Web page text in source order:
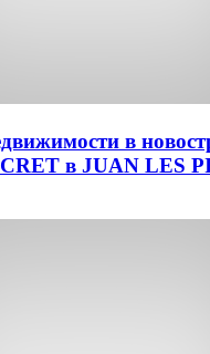
в
в JUAN LES